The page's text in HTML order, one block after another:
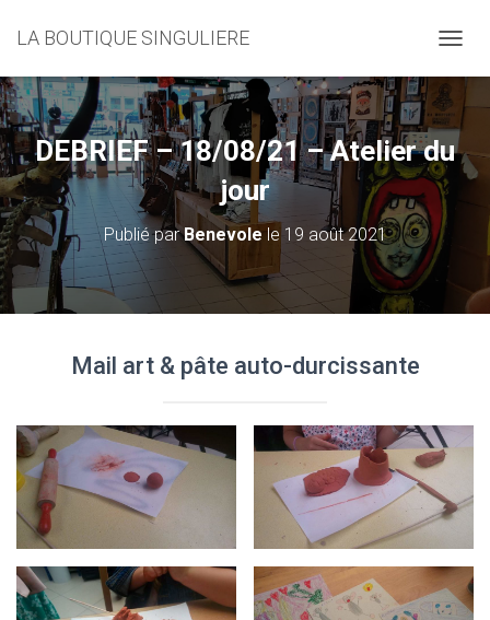
LA BOUTIQUE SINGULIERE
É
P
E
N
DEBRIEF – 18/08/21 – Atelier du
jour
Publié parBenevole le 19 août 2021
Mail art & pâte auto-durcissante